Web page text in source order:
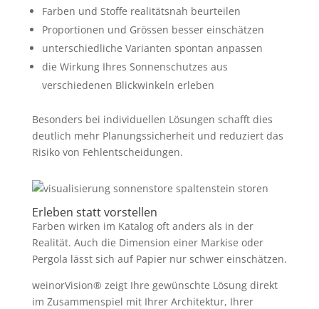
Farben und Stoffe realitätsnah beurteilen
Proportionen und Grössen besser einschätzen
unterschiedliche Varianten spontan anpassen
die Wirkung Ihres Sonnenschutzes aus
verschiedenen Blickwinkeln erleben
Besonders bei individuellen Lösungen schafft dies
deutlich mehr Planungssicherheit und reduziert das
Risiko von Fehlentscheidungen.
Erleben statt vorstellen
Farben wirken im Katalog oft anders als in der
Realität. Auch die Dimension einer Markise oder
Pergola lässt sich auf Papier nur schwer einschätzen.
weinorVision® zeigt Ihre gewünschte Lösung direkt
im Zusammenspiel mit Ihrer Architektur, Ihrer